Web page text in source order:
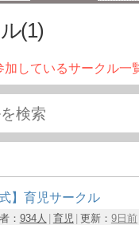
(1)
加しているサークル一
式】育児サークル
： 934人 育児 更新： 9日前